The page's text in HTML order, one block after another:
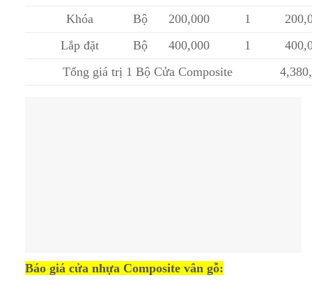
Khóa
Bộ 200,000 1
Lắp đặt
Bộ 400,000 1
Tổng giá trị 1 Bộ Cửa Composite
Báo giá cửa nhựa Composite vân gỗ: